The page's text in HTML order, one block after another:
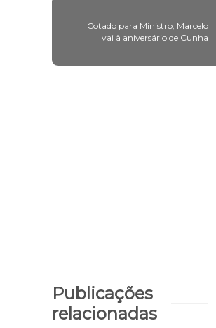
Cotado para Ministro, Marcelo
vai à aniversário de Cunha
Publicações
relacionadas